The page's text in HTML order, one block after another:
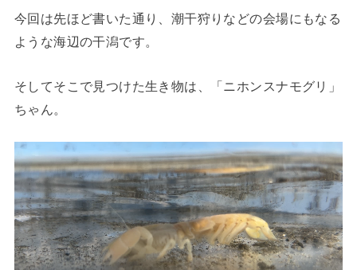
今回は先ほど書いた通り、潮干狩りなどの会場にもなる
ような海辺の干潟です。
そしてそこで見つけた生き物は、「ニホンスナモグリ」
ちゃん。